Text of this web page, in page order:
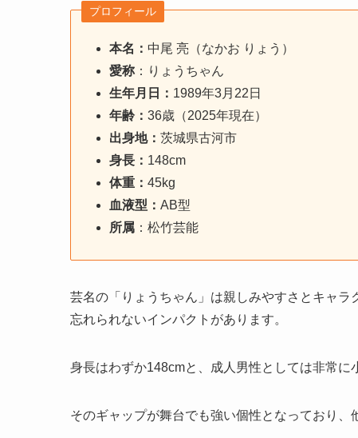
プロフィール
本名： 中尾 亮（なかお りょう）
愛称 ：りょうちゃん
生年月日： 1989年3月22日
年齢： 36歳（2025年現在）
出身地： 茨城県古河市
身長： 148cm
体重： 45kg
血液型： AB型
所属 ：松竹芸能
芸名の「りょうちゃん」は親しみやすさとキャ
忘れられないインパクトがあります。
身長はわずか148cmと、成人男性としては非常に
そのギャップが舞台でも強い個性となっており、